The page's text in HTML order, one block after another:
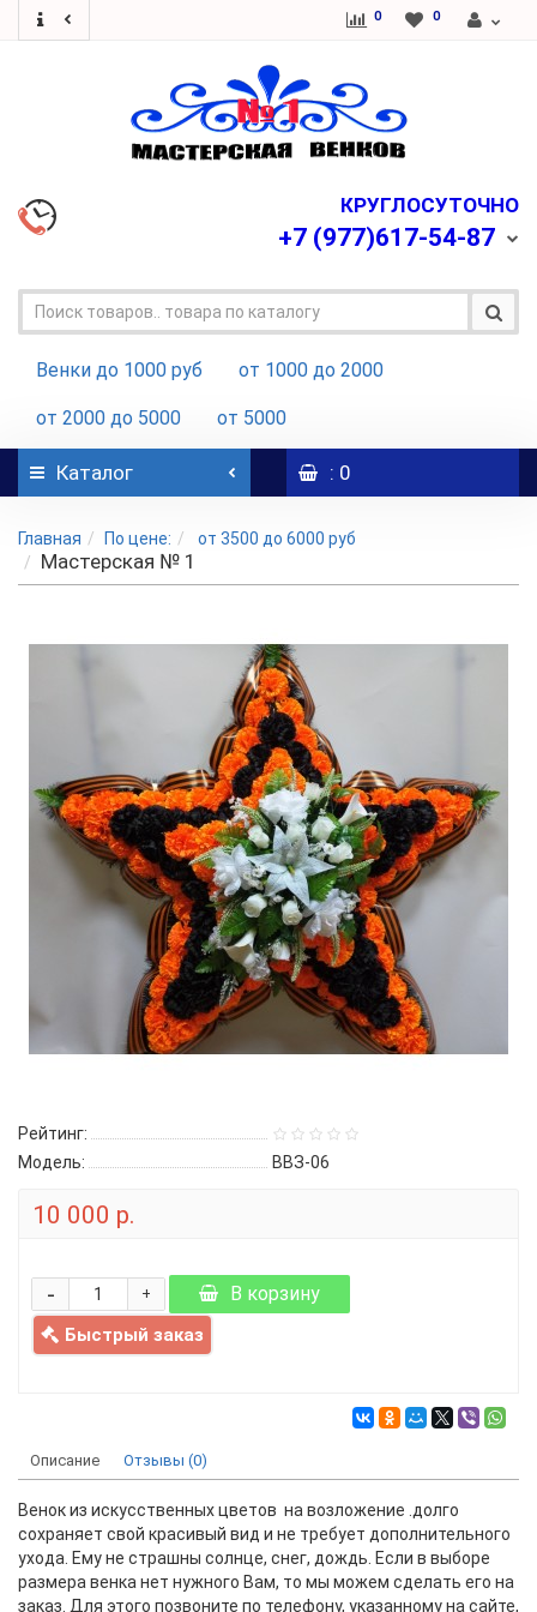
0 0
КРУГЛОСУТОЧНО
+7 (977)617-54-87
Венки до 1000 руб от 1000 до 2000
от 2000 до 5000 от 5000
Каталог : 0
Главная По цене: от 3500 до 6000 руб
Мастерская № 1
Рейтинг:
Модель:
ВВЗ-06
10 000 р.
+
- В корзину
Быстрый заказ
Описание Отзывы (0)
Венок из искусственных цветов на возложение .долго
сохраняет свой красивый вид и не требует дополнительного
ухода. Ему не страшны солнце, снег, дождь. Если в выборе
размера венка нет нужного Вам, то мы можем сделать его на
заказ. Для этого позвоните по телефону, указанному на сайте,